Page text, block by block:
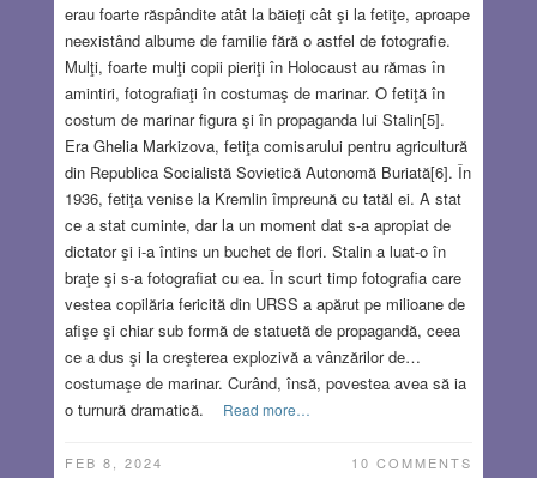
erau foarte răspândite atât la băieţi cât şi la fetiţe, aproape
neexistând albume de familie fără o astfel de fotografie.
Mulţi, foarte mulţi copii pieriţi în Holocaust au rămas în
amintiri, fotografiaţi în costumaş de marinar. O fetiţă în
costum de marinar figura şi în propaganda lui Stalin[5].
Era Ghelia Markizova, fetiţa comisarului pentru agricultură
din Republica Socialistă Sovietică Autonomă Buriată[6]. În
1936, fetiţa venise la Kremlin împreună cu tatăl ei. A stat
ce a stat cuminte, dar la un moment dat s-a apropiat de
dictator şi i-a întins un buchet de flori. Stalin a luat-o în
braţe şi s-a fotografiat cu ea. În scurt timp fotografia care
vestea copilăria fericită din URSS a apărut pe milioane de
afişe şi chiar sub formă de statuetă de propagandă, ceea
ce a dus şi la creşterea explozivă a vânzărilor de…
costumaşe de marinar. Curând, însă, povestea avea să ia
o turnură dramatică.
Read more…
FEB 8, 2024 10 COMMENTS